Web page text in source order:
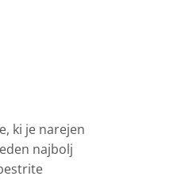
ki je narejen
najbolj